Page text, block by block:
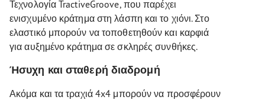
Τεχνολογία TractiveGroove, που παρέχει
ενισχυμένο κράτημα στη λάσπη και το χιόνι. Στο
ελαστικό μπορούν να τοποθετηθούν και καρφιά
για αυξημένο κράτημα σε σκληρές συνθήκες.
Ήσυχη και σταθερή διαδρομή
Ακόμα και τα τραχιά 4x4 μπορούν να προσφέρουν